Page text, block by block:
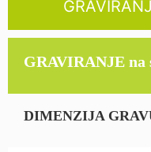
GRAVIRANJE
DIMENZIJA